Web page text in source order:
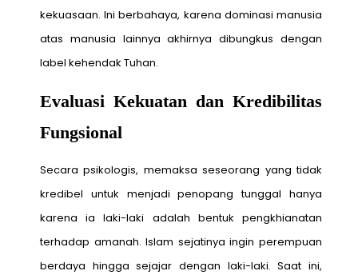
kekuasaan. Ini berbahaya, karena dominasi manusia
atas manusia lainnya akhirnya dibungkus dengan
label kehendak Tuhan.
Evaluasi Kekuatan dan Kredibilitas
Fungsional
Secara psikologis, memaksa seseorang yang tidak
kredibel untuk menjadi penopang tunggal hanya
karena ia laki-laki adalah bentuk pengkhianatan
terhadap amanah. Islam sejatinya ingin perempuan
berdaya hingga sejajar dengan laki-laki. Saat ini,